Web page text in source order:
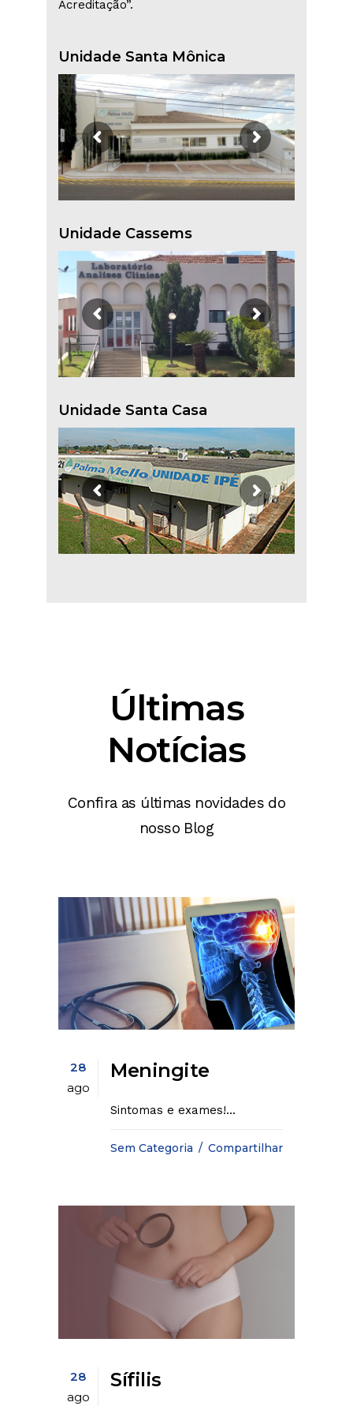
Acreditação”.
Unidade Santa Mônica
Unidade Cassems
Unidade Santa Casa
Últimas
Notícias
Confira as últimas novidades do
nosso Blog
28
ago
Meningite
Sintomas e exames!...
Sem Categoria Compartilhar
28
ago
Sífilis